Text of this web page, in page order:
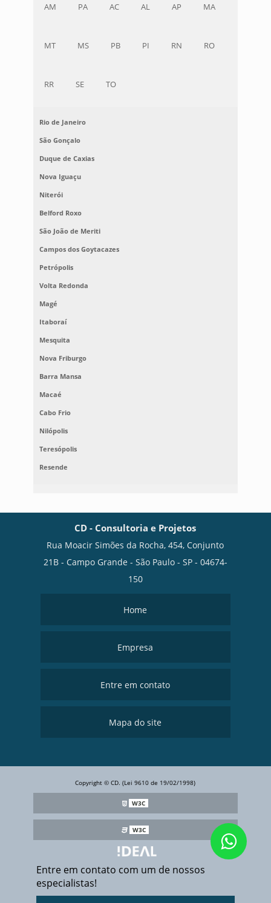
Entre em contato com um de nossos
especialistas!
AM PA AC AL AP MA
MT MS PB PI RN RO
RR SE TO
Rio de Janeiro
São Gonçalo
Duque de Caxias
Nova Iguaçu
Niterói
Belford Roxo
São João de Meriti
Campos dos Goytacazes
Petrópolis
Volta Redonda
Magé
Itaboraí
Mesquita
Nova Friburgo
Barra Mansa
Macaé
Cabo Frio
Nilópolis
Teresópolis
Resende
CD - Consultoria e Projetos
Rua Moacir Simões da Rocha, 454, Conjunto
21B - Campo Grande - São Paulo - SP - 04674-
150
Home
Empresa
Entre em contato
Mapa do site
Copyright © CD. (Lei 9610 de 19/02/1998)
W3C
W3C